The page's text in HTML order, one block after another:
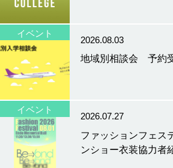
イベント
2026.08.03
地域別相談会 予約
イベント
2026.07.27
ファッションフェ
ンショー衣装協力者